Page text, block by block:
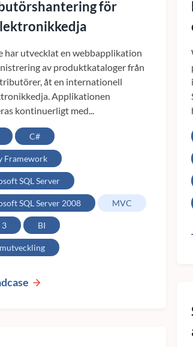
för
har utvecklat en webbapplikation
av produktkataloger från
åt en internationell
Applikationen
kontinuerligt med...
C#
Framework
SQL Server
SQL Server 2008 MVC
3 BI